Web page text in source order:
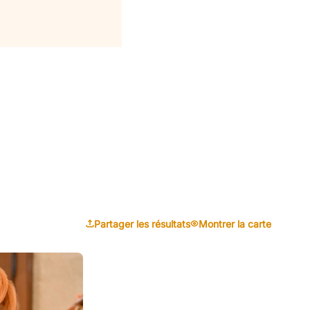
Partager les résultats Montrer la carte